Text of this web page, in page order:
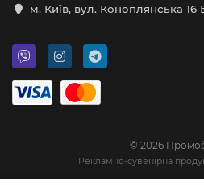
м. Київ, вул. Коноплянська 16
© 2026
Рекламно-сувенірна